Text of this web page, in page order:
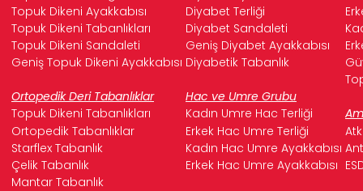
Topuk Dikeni Ayakkabısı
Diyabet Terliği
Topuk Dikeni Tabanlıkları
Diyabet Sandaleti
Topuk Dikeni Sandaleti
Geniş Diyabet Ayakkabısı
Geniş Topuk Dikeni Ayakkabısı Diyabetik Tabanlık
Ortopedik Deri Tabanlıklar
Hac ve Umre Grubu
Topuk Dikeni Tabanlıkları
Kadın Umre Hac Terliği
Ortopedik Tabanlıklar
Erkek Hac Umre Terliği
Starflex Tabanlık
Kadın Hac Umre Ayakkabısı
Çelik Tabanlık
Erkek Hac Umre Ayakkabısı
Mantar Tabanlık